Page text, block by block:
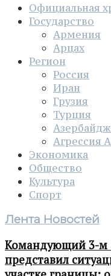
Официальная
Государство
Армения
Арцах
Регион
Россия
Иран
Грузия
Турция
Агрессия
Экономика
Общество
Культура
Спорт
Лента Новостей
Командующий 3-м
представил